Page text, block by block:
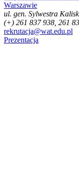
Warszawie
ul. gen. Sylwestra
(+) 261 837 938, 261
rekrutacja@wat.edu.pl
Prezentacja